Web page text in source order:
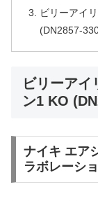
ビリーアイ
(DN2857-
ビリーアイ
ン1 KO
ナイキ エア
ラボレーシ